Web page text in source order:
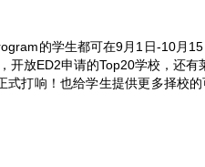
的学生都可在9月1日-10月
开放ED2申请的Top20学校，还有
式打响！也给学生提供更多择校